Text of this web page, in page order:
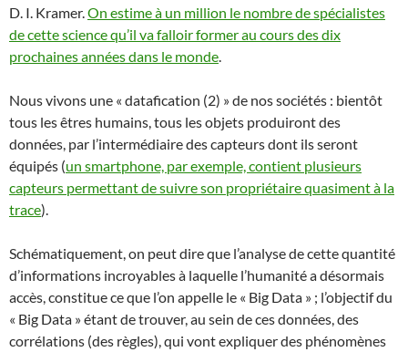
D. I. Kramer.On estime à un million le nombre de spécialistes
de cette science qu’il va falloir former au cours des dix
prochaines années dans le monde.
Nous vivons une « datafication (2) » de nos sociétés : bientôt
tous les êtres humains, tous les objets produiront des
données, par l’intermédiaire des capteurs dont ils seront
équipés (un smartphone, par exemple, contient plusieurs
capteurs permettant de suivre son propriétaire quasiment à la
trace).
Schématiquement, on peut dire que l’analyse de cette quantité
d’informations incroyables à laquelle l’humanité a désormais
accès, constitue ce que l’on appelle le « Big Data » ; l’objectif du
« Big Data » étant de trouver, au sein de ces données, des
corrélations (des règles), qui vont expliquer des phénomènes